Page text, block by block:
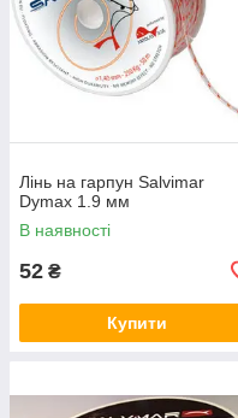
Лінь на гарпун Salvimar
Dymax 1.9 мм
В наявності
52 ₴
Купити